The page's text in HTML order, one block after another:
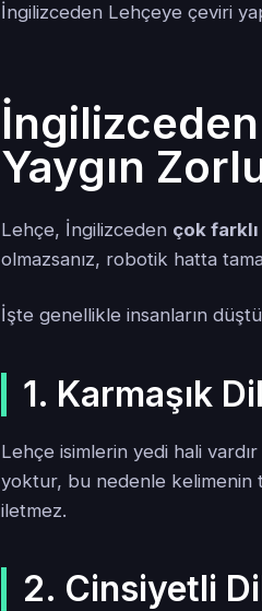
İngilizceden Lehçeye çeviri
Yaygın
Lehçe, İngilizceden çok farklı
olmazsanız, robotik hatta
İşte genellikle insanların
1. Karmaşık
Lehçe isimlerin yedi hali
yoktur, bu nedenle kelimenin
iletmez.
2. Cinsiyetli